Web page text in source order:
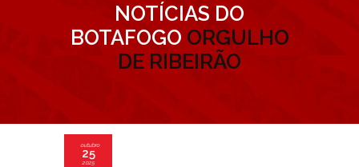
NOTÍCIAS DO
BOTAFOGO ORGULHO
DE RIBEIRÃO
outubro
25
2025